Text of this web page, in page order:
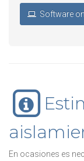
Software
En ocasiones es